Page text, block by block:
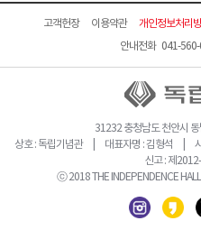
고객헌장 이용약관 개인정보처리
안내전화 041-
31232 충청남도 천안시
상호 : 독립기념관 | 대표자명 : 김형석 |
신고 : 제
ⓒ 2018 THE INDEPENDENCE HALL